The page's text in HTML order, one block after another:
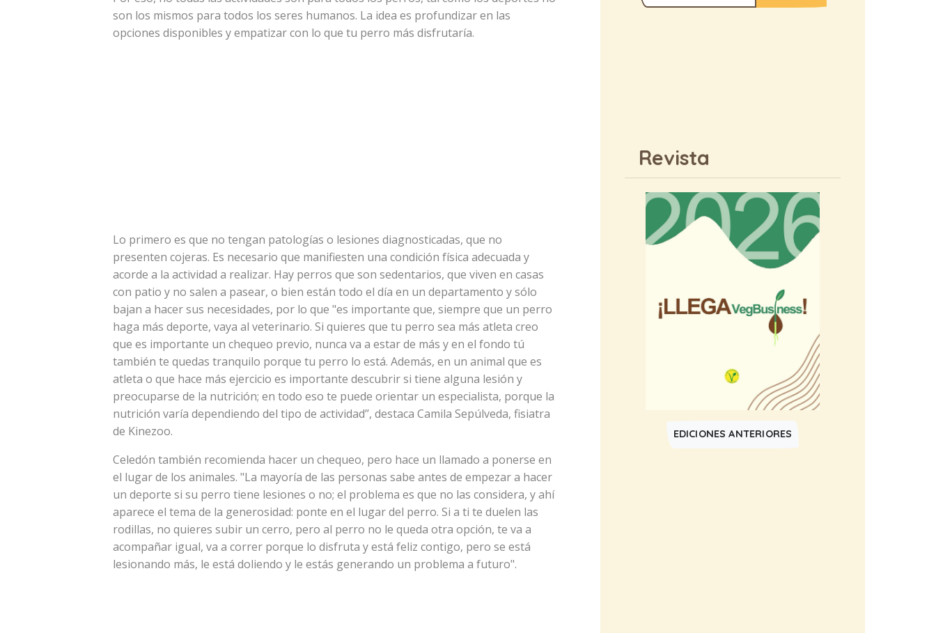
son los mismos para todos los seres humanos. La idea es profundizar en las
opciones disponibles y empatizar con lo que tu perro más disfrutaría.
Lo primero es que no tengan patologías o lesiones diagnosticadas, que no
presenten cojeras. Es necesario que manifiesten una condición física adecuada y
acorde a la actividad a realizar. Hay perros que son sedentarios, que viven en casas
con patio y no salen a pasear, o bien están todo el día en un departamento y sólo
bajan a hacer sus necesidades, por lo que "es importante que, siempre que un perro
haga más deporte, vaya al veterinario. Si quieres que tu perro sea más atleta creo
que es importante un chequeo previo, nunca va a estar de más y en el fondo tú
también te quedas tranquilo porque tu perro lo está. Además, en un animal que es
atleta o que hace más ejercicio es importante descubrir si tiene alguna lesión y
preocuparse de la nutrición; en todo eso te puede orientar un especialista, porque la
nutrición varía dependiendo del tipo de actividad’’, destaca Camila Sepúlveda, fisiatra
de Kinezoo.
Celedón también recomienda hacer un chequeo, pero hace un llamado a ponerse en
el lugar de los animales. "La mayoría de las personas sabe antes de empezar a hacer
un deporte si su perro tiene lesiones o no; el problema es que no las considera, y ahí
aparece el tema de la generosidad: ponte en el lugar del perro. Si a ti te duelen las
rodillas, no quieres subir un cerro, pero al perro no le queda otra opción, te va a
acompañar igual, va a correr porque lo disfruta y está feliz contigo, pero se está
lesionando más, le está doliendo y le estás generando un problema a futuro".
Revista
EDICIONES ANTERIORES